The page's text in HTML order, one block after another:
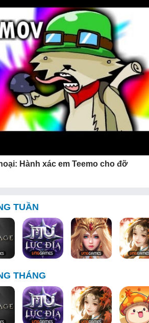
Hành xác em Teemo cho đỡ
TUẦN
THÁNG